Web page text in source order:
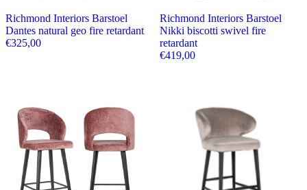
Richmond Interiors Barstoel
Dantes natural geo fire retardant
€325,00
Richmond Interiors Barstoel
Nikki biscotti swivel fire
retardant
€419,00